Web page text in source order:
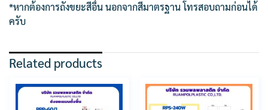
*หากต้องการถังขยะสีอื่น นอกจากสีมาตรฐาน โทรสอบถามก่อนได้
ครับ
Related products